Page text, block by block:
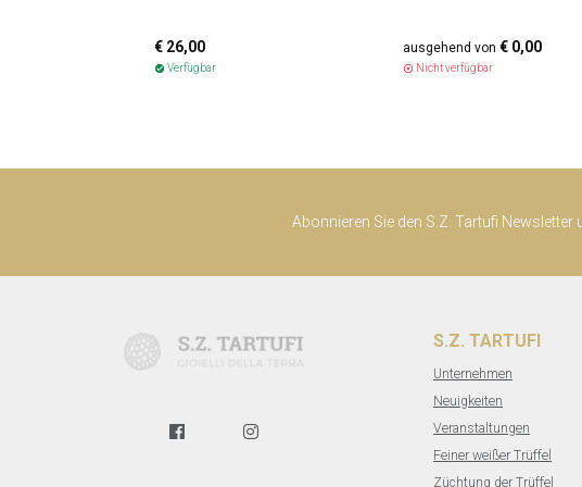
€ 26,00
check_circle Verfügbar
€ 0,00
highlight_off Nicht verfügbar
Abonnieren Sie den S.Z. Tartufi
S.Z. TARTUFI
Unternehmen
Neuigkeiten
Veranstaltungen
Feiner weißer Trüffel
Züchtung der Trüffel